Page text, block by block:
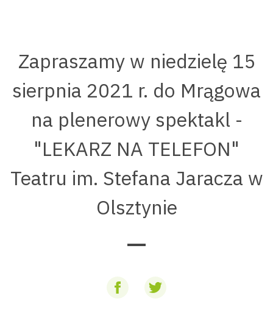
Zapraszamy w niedzielę 15
sierpnia 2021 r. do Mrągowa
na plenerowy spektakl -
"LEKARZ NA TELEFON"
Teatru im. Stefana Jaracza w
Olsztynie